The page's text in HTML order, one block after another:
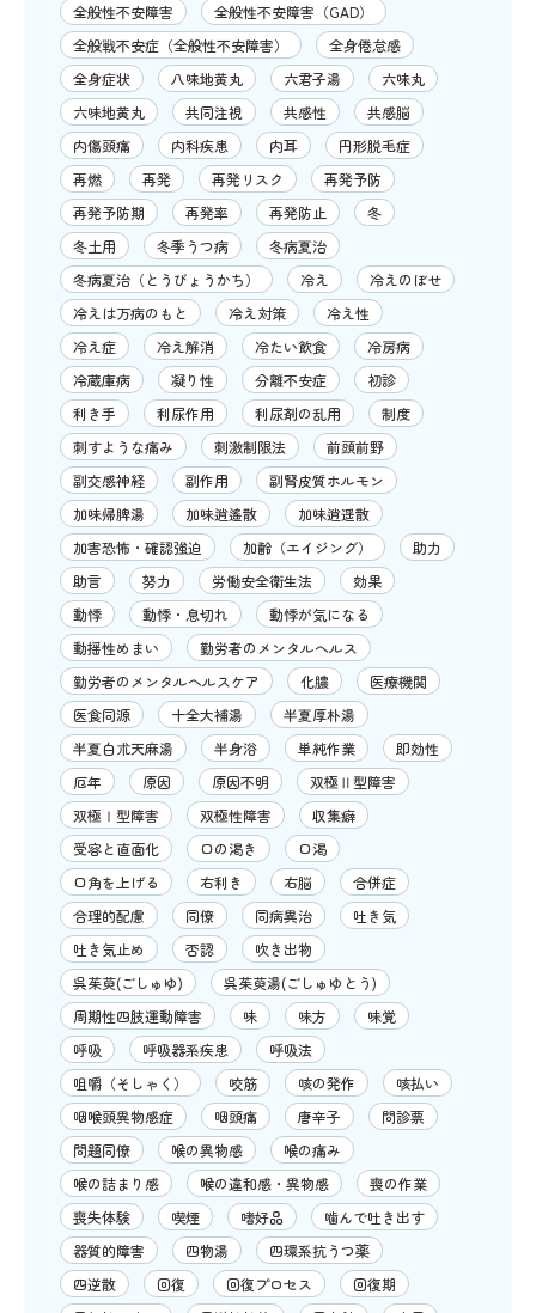
全般性不安障害
全般性不安障害（GAD）
全般戦不安症（全般性不安障害）
全身倦怠感
全身症状
八味地黄丸 六君子湯
六味丸
六味地黄丸
共同注視 共感性
共感脳
内傷頭痛
内科疾患 内耳
円形脱毛症
再燃
再発 再発リスク
再発予防
再発予防期
再発率 再発防止
冬
冬土用
冬季うつ病
冬病夏治
冬病夏治（とうびょうかち）
冷え
冷えのぼせ
冷えは万病のもと
冷え対策
冷え性
冷え症
冷え解消 冷たい飲食
冷房病
冷蔵庫病
凝り性 分離不安症
初診
利き手
利尿作用 利尿剤の乱用
制度
刺すような痛み
刺激制限法
前頭前野
副交感神経
副作用
副腎皮質ホルモン
加味帰脾湯
加味逍遙散
加味逍遥散
加害恐怖・確認強迫
加齢（エイジング）
助力
助言
努力 労働安全衛生法
効果
動悸
動悸・息切れ
動悸が気になる
動揺性めまい
勤労者のメンタルヘルス
勤労者のメンタルヘルスケア
化膿
医療機関
医食同源
十全大補湯
半夏厚朴湯
半夏白朮天麻湯
半身浴 単純作業
即効性
厄年
原因 原因不明
双極Ⅱ型障害
双極Ⅰ型障害
双極性障害
収集癖
受容と直面化
口の渇き
口渇
口角を上げる
右利き 右脳
合併症
合理的配慮
同僚 同病異治
吐き気
吐き気止め
否認
吹き出物
呉茱萸(ごしゅゆ)
呉茱萸湯(ごしゅゆとう)
周期性四肢運動障害
味 味方
味覚
呼吸
呼吸器系疾患
呼吸法
咀嚼（そしゃく）
咬筋 咳の発作
咳払い
咽喉頭異物感症
咽頭痛 唐辛子
問診票
問題同僚
喉の異物感
喉の痛み
喉の詰まり感
喉の違和感・異物感
喪の作業
喪失体験
喫煙 嗜好品
噛んで吐き出す
器質的障害
四物湯
四環系抗うつ薬
四逆散
回復 回復プロセス
回復期